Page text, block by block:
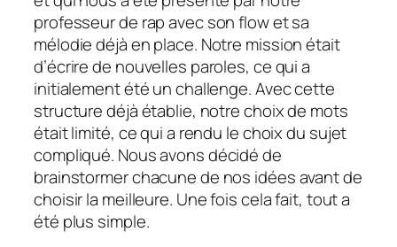
professeur de rap avec son flow et sa
mélodie déjà en place. Notre mission était
d’écrire de nouvelles paroles, ce qui a
initialement été un challenge. Avec cette
structure déjà établie, notre choix de mots
était limité, ce qui a rendu le choix du sujet
compliqué. Nous avons décidé de
brainstormer chacune de nos idées avant de
choisir la meilleure. Une fois cela fait, tout a
été plus simple.